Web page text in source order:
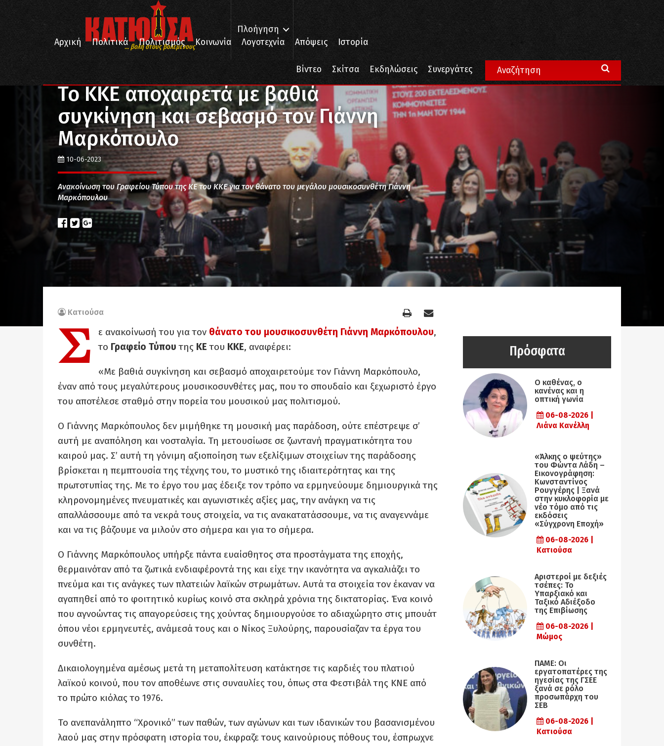
... βολή στους βολεμένους
Πλοήγηση
Αρχική
Πολιτικά Πολιτισμός Κοινωνία Λογοτεχνία Απόψεις Ιστορία
Βίντεο Σκίτσα Εκδηλώσεις Συνεργάτες
Πολιτισμός Το ΚΚΕ αποχαιρετά με βαθιά συγκίνηση και σεβασμό τον Γιάννη Μαρκόπουλο
Το ΚΚΕ αποχαιρετά με βαθιά
συγκίνηση και σεβασμό τον Γιάννη
Μαρκόπουλο
10-06-2023
Ανακοίνωση του Γραφείου Τύπου της ΚΕ του ΚΚΕ για τον θάνατο του μεγάλου μουσικοσυνθέτη Γιάννη
Μαρκόπουλου
Κατιούσα
Σ ε ανακοίνωσή του για τον θάνατο του μουσικοσυνθέτη Γιάννη Μαρκόπουλου,
το Γραφείο Τύπου της ΚΕ του ΚΚΕ, αναφέρει:
«Με βαθιά συγκίνηση και σεβασμό αποχαιρετούμε τον Γιάννη Μαρκόπουλο,
έναν από τους μεγαλύτερους μουσικοσυνθέτες μας, που το σπουδαίο και ξεχωριστό έργο
του αποτέλεσε σταθμό στην πορεία του μουσικού μας πολιτισμού.
Ο Γιάννης Μαρκόπουλος δεν μιμήθηκε τη μουσική μας παράδοση, ούτε επέστρεψε σ’
αυτή με αναπόληση και νοσταλγία. Τη μετουσίωσε σε ζωντανή πραγματικότητα του
καιρού μας. Σ’ αυτή τη γόνιμη αξιοποίηση των εξελίξιμων στοιχείων της παράδοσης
βρίσκεται η πεμπτουσία της τέχνης του, το μυστικό της ιδιαιτερότητας και της
πρωτοτυπίας της. Με το έργο του μας έδειξε τον τρόπο να ερμηνεύουμε δημιουργικά της
κληρονομημένες πνευματικές και αγωνιστικές αξίες μας, την ανάγκη να τις
απαλλάσσουμε από τα νεκρά τους στοιχεία, να τις ανακατατάσσουμε, να τις αναγεννάμε
και να τις βάζουμε να μιλούν στο σήμερα και για το σήμερα.
Ο Γιάννης Μαρκόπουλος υπήρξε πάντα ευαίσθητος στα προστάγματα της εποχής,
θερμαινόταν από τα ζωτικά ενδιαφέροντά της και είχε την ικανότητα να αγκαλιάζει το
πνεύμα και τις ανάγκες των πλατειών λαϊκών στρωμάτων. Αυτά τα στοιχεία τον έκαναν να
αγαπηθεί από το φοιτητικό κυρίως κοινό στα σκληρά χρόνια της δικτατορίας. Ένα κοινό
που αγνοώντας τις απαγορεύσεις της χούντας δημιουργούσε το αδιαχώρητο στις μπουάτ
όπου νέοι ερμηνευτές, ανάμεσά τους και ο Νίκος Ξυλούρης, παρουσίαζαν τα έργα του
συνθέτη.
Δικαιολογημένα αμέσως μετά τη μεταπολίτευση κατάκτησε τις καρδιές του πλατιού
λαϊκού κοινού, που τον αποθέωνε στις συναυλίες του, όπως στα Φεστιβάλ της ΚΝΕ από
το πρώτο κιόλας το 1976.
Το ανεπανάληπτο “Χρονικό” των παθών, των αγώνων και των ιδανικών του βασανισμένου
λαού μας στην πρόσφατη ιστορία του, έκφραζε τους καινούριους πόθους του, έσπρωχνε
Πρόσφατα
Ο καθένας, ο
κανένας και η
οπτική γωνία
06-08-2026 |
Λιάνα Κανέλλη
«Άλκης ο ψεύτης»
του Φώντα Λάδη –
Εικονογράφηση:
Κωνσταντίνος
Ρουγγέρης | Ξανά
στην κυκλοφορία με
νέο τόμο από τις
εκδόσεις
«Σύγχρονη Εποχή»
06-08-2026 |
Κατιούσα
Αριστεροί με δεξιές
τσέπες: Το
Υπαρξιακό και
Ταξικό Αδιέξοδο
της Επιβίωσης
06-08-2026 |
Μώμος
ΠΑΜΕ: Οι
εργατοπατέρες της
ηγεσίας της ΓΣΕΕ
ξανά σε ρόλο
προσωπάρχη του
ΣΕΒ
06-08-2026 |
Κατιούσα